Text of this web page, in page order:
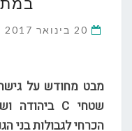
20 בינואר 2017
מבט מחודש על
שטחי C ביהודה
הכרחי לגבולות בני